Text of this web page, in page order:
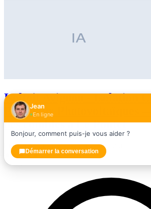
Isoltoit Avignon - Isolation
Panneaux Photovoltaïques
des combles à Le Pontet
Entrepreneur spécialisé dans l'isolation
★★★★★ 4,5 (168 avis)
Jean
En ligne
Bonjour, comment puis-je vous aider ?
Démarrer la conversation